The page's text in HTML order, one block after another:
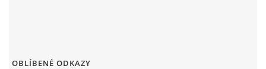
OBLÍBENÉ ODKAZY